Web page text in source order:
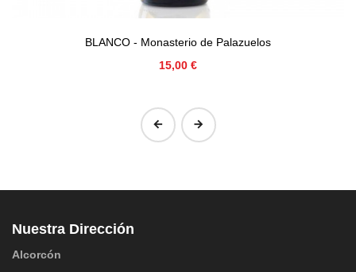
BLANCO - Monasterio de Palazuelos
Precio
15,00 €
Nuestra Dirección
Alcorcón